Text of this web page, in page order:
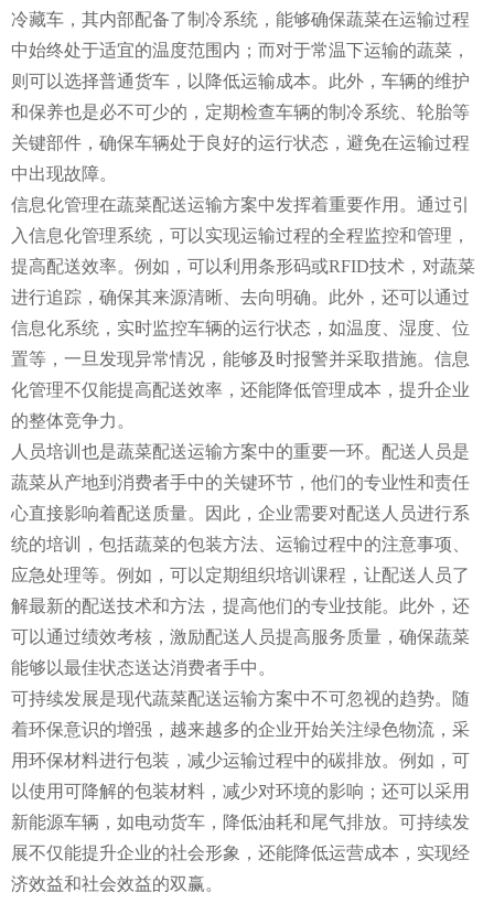
冷藏车，其内部配备了制冷系统，能够确保蔬菜在运输过程
中始终处于适宜的温度范围内；而对于常温下运输的蔬菜，
则可以选择普通货车，以降低运输成本。此外，车辆的维护
和保养也是必不可少的，定期检查车辆的制冷系统、轮胎等
关键部件，确保车辆处于良好的运行状态，避免在运输过程
中出现故障。
信息化管理在蔬菜配送运输方案中发挥着重要作用。通过引
入信息化管理系统，可以实现运输过程的全程监控和管理，
提高配送效率。例如，可以利用条形码或RFID技术，对蔬菜
进行追踪，确保其来源清晰、去向明确。此外，还可以通过
信息化系统，实时监控车辆的运行状态，如温度、湿度、位
置等，一旦发现异常情况，能够及时报警并采取措施。信息
化管理不仅能提高配送效率，还能降低管理成本，提升企业
的整体竞争力。
人员培训也是蔬菜配送运输方案中的重要一环。配送人员是
蔬菜从产地到消费者手中的关键环节，他们的专业性和责任
心直接影响着配送质量。因此，企业需要对配送人员进行系
统的培训，包括蔬菜的包装方法、运输过程中的注意事项、
应急处理等。例如，可以定期组织培训课程，让配送人员了
解最新的配送技术和方法，提高他们的专业技能。此外，还
可以通过绩效考核，激励配送人员提高服务质量，确保蔬菜
能够以最佳状态送达消费者手中。
可持续发展是现代蔬菜配送运输方案中不可忽视的趋势。随
着环保意识的增强，越来越多的企业开始关注绿色物流，采
用环保材料进行包装，减少运输过程中的碳排放。例如，可
以使用可降解的包装材料，减少对环境的影响；还可以采用
新能源车辆，如电动货车，降低油耗和尾气排放。可持续发
展不仅能提升企业的社会形象，还能降低运营成本，实现经
济效益和社会效益的双赢。